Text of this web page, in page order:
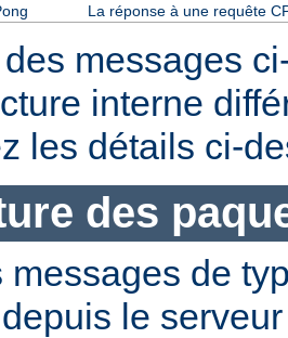
La réponse à une requête
messages
interne
les détails ci-
des
messages de
depuis le